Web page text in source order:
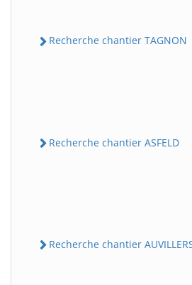
Recherche chantier TAGNON
Recherche chantier ASFELD
Recherche chantier